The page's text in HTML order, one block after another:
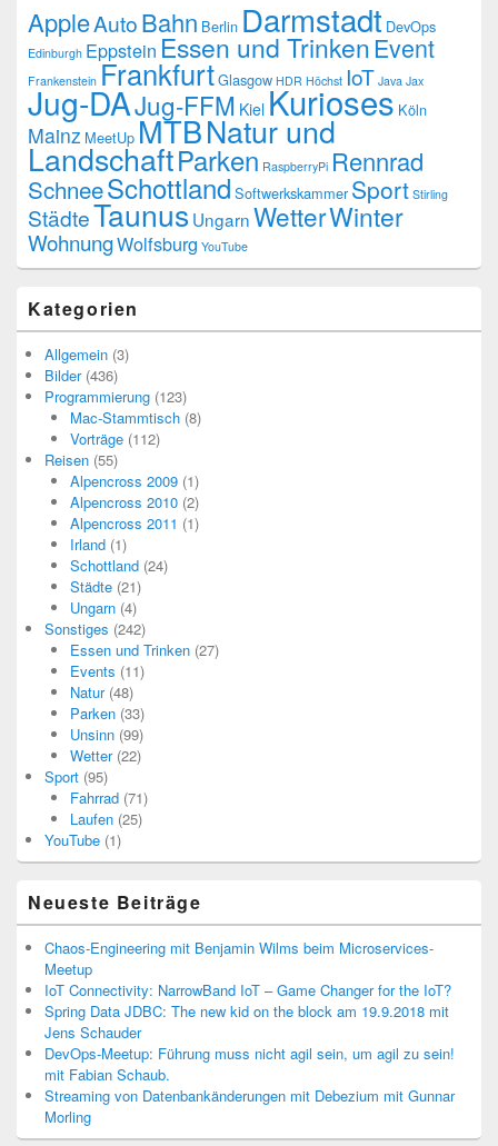
AppleAutoBahn Berlin Darmstadt DevOps
Edinburgh Eppstein Essen und TrinkenEvent
Frankenstein FrankfurtGlasgow HDR Höchst IoT Java Jax
Jug-DAJug-FFM KielKurioses Köln
Mainz MeetUpMTBNatur und
LandschaftParken RaspberryPi Rennrad
SchneeSchottland Softwerkskammer Sport Stirling
StädteTaunusUngarnWetterWinter
WohnungWolfsburg YouTube
Kategorien
Allgemein (3)
Bilder(436)
Programmierung (123)
Mac-Stammtisch(8)
Vorträge(112)
Reisen (55)
Alpencross 2009(1)
Alpencross 2010(2)
Alpencross 2011 (1)
Irland(1)
Schottland(24)
Städte(21)
Ungarn(4)
Sonstiges (242)
Essen und Trinken(27)
Events (11)
Natur(48)
Parken(33)
Unsinn(99)
Wetter(22)
Sport (95)
Fahrrad(71)
Laufen(25)
YouTube (1)
Neueste Beiträge
Chaos-Engineering mit Benjamin Wilms beim Microservices-
Meetup
IoT Connectivity: NarrowBand IoT – Game Changer for the IoT?
Spring Data JDBC: The new kid on the block am 19.9.2018 mit
Jens Schauder
DevOps-Meetup: Führung muss nicht agil sein, um agil zu sein!
mit Fabian Schaub.
Streaming von Datenbankänderungen mit Debezium mit Gunnar
Morling